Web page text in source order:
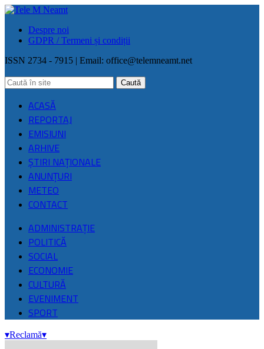
Despre noi
GDPR / Termeni și condiții
ISSN 2734 - 7915 | Email: office@telemneamt.net
ACASĂ
REPORTAJ
EMISIUNI
ARHIVE
ŞTIRI NAŢIONALE
ANUNȚURI
METEO
CONTACT
ADMINISTRAȚIE
POLITICĂ
SOCIAL
ECONOMIE
CULTURĂ
EVENIMENT
SPORT
▾Reclamă▾